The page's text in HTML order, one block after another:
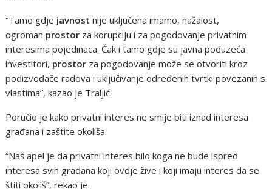
“Tamo gdje javnost nije uključena imamo, nažalost,
ogroman prostor za korupciju i za pogodovanje privatnim
interesima pojedinaca. Čak i tamo gdje su javna poduzeća
investitori, prostor za pogodovanje može se otvoriti kroz
podizvođače radova i uključivanje određenih tvrtki povezanih s
vlastima”, kazao je Traljić.
Poručio je kako privatni interes ne smije biti iznad interesa
građana i zaštite okoliša.
“Naš apel je da privatni interes bilo koga ne bude ispred
interesa svih građana koji ovdje žive i koji imaju interes da se
štiti okoliš”, rekao je.